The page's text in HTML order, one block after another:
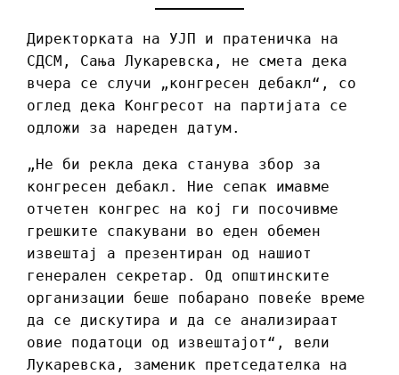
Директорката на УЈП и пратеничка на
СДСМ, Сања Лукаревска, не смета дека
вчера се случи „конгресен дебакл“, со
оглед дека Конгресот на партијата се
одложи за нареден датум.
„Не би рекла дека станува збор за
конгресен дебакл. Ние сепак имавме
отчетен конгрес на кој ги посочивме
грешките спакувани во еден обемен
извештај а презентиран од нашиот
генерален секретар. Од општинските
организации беше побарано повеќе време
да се дискутира и да се анализираат
овие податоци од извештајот“, вели
Лукаревска, заменик претседателка на